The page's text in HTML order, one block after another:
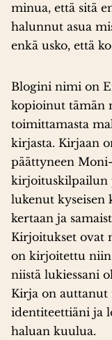
minua, että sitä
halunnut asua
enkä usko, että
Blogini nimi on
kopioinut tämän
toimittamasta
kirjasta. Kirjaan
päättyneen
kirjoituskilpailun
lukenut kyseisen
kertaan ja
Kirjoitukset ovat
on kirjoitettu niin
niistä lukiessani
Kirja on auttanut
identiteettiäni ja
haluan kuulua.